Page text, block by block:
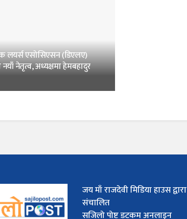
लयर्स एसोसिएसन (डिएलए)
नेतृत्व, अध्यक्षमा हेमबहादुर
जय माँ राजदेवी मिडिया हाउस द्वारा
संचालित
सजिलो पोष्ट डटकम अनलाइन